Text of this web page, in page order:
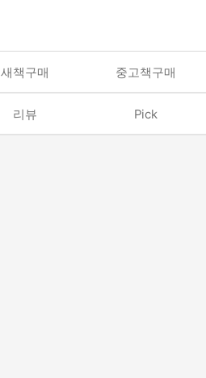
새책구매 중고책구매
리뷰 Pick